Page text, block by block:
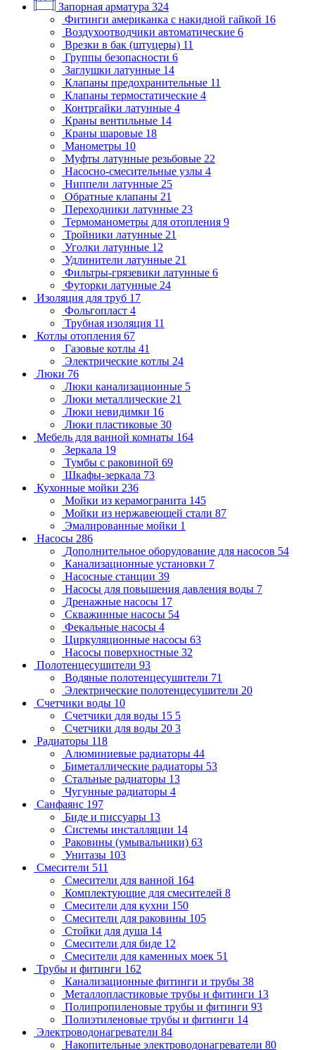
Запорная арматура 324
Фитинги американка с накидной гайкой 16
Воздухоотводчики автоматические 6
Врезки в бак (штуцеры) 11
Группы безопасности 6
Заглушки латунные 14
Клапаны предохранительные 11
Клапаны термостатические 4
Контргайки латунные 4
Краны вентильные 14
Краны шаровые 18
Манометры 10
Муфты латунные резьбовые 22
Насосно-смесительные узлы 4
Ниппели латунные 25
Обратные клапаны 21
Переходники латунные 23
Термоманометры для отопления 9
Тройники латунные 21
Уголки латунные 12
Удлинители латунные 21
Фильтры-грязевики латунные 6
Футорки латунные 24
Изоляция для труб 17
Фольгопласт 4
Трубная изоляция 11
Котлы отопления 67
Газовые котлы 41
Электрические котлы 24
Люки 76
Люки канализационные 5
Люки металлические 21
Люки невидимки 16
Люки пластиковые 30
Мебель для ванной комнаты 164
Зеркала 19
Тумбы с раковиной 69
Шкафы-зеркала 73
Кухонные мойки 236
Мойки из керамогранита 145
Мойки из нержавеющей стали 87
Эмалированные мойки 1
Насосы 286
Дополнительное оборудование для насосов 54
Канализационные установки 7
Насосные станции 39
Насосы для повышения давления воды 7
Дренажные насосы 17
Скважинные насосы 54
Фекальные насосы 4
Циркуляционные насосы 63
Насосы поверхностные 32
Полотенцесушители 93
Водяные полотенцесушители 71
Электрические полотенцесушители 20
Счетчики воды 10
Счетчики для воды 15 5
Счетчики для воды 20 3
Радиаторы 118
Алюминиевые радиаторы 44
Биметаллические радиаторы 53
Стальные радиаторы 13
Чугунные радиаторы 4
Санфаянс 197
Биде и писсуары 13
Системы инсталляции 14
Раковины (умывальники) 63
Унитазы 103
Смесители 511
Смесители для ванной 164
Комплектующие для смесителей 8
Смесители для кухни 150
Смесители для раковины 105
Стойки для душа 14
Смесители для биде 12
Смесители для каменных моек 51
Трубы и фитинги 162
Канализационные фитинги и трубы 38
Металлопластиковые трубы и фитинги 13
Полипропиленовые трубы и фитинги 93
Полиэтиленовые трубы и фитинги 14
Электроводонагреватели 84
Накопительные электроводонагреватели 80